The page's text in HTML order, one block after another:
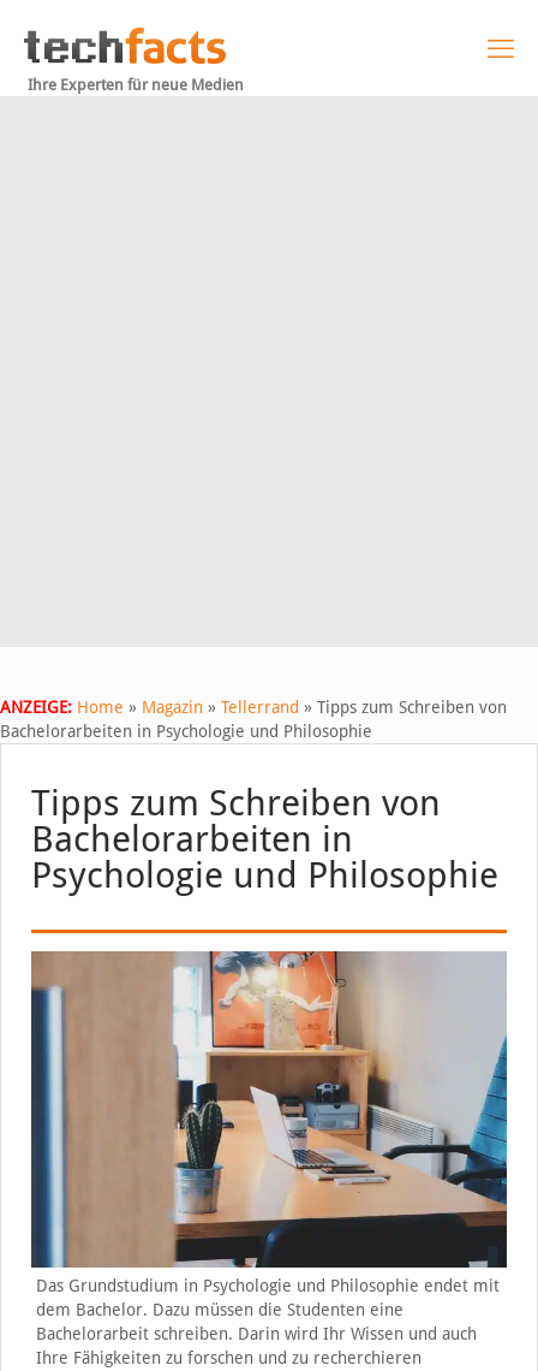
Ihre Experten für neue Medien
ANZEIGE: Home » Magazin » Tellerrand » Tipps zum Schreiben von
Bachelorarbeiten in Psychologie und Philosophie
Tipps zum Schreiben von
Bachelorarbeiten in
Psychologie und Philosophie
Das Grundstudium in Psychologie und Philosophie endet mit
dem Bachelor. Dazu müssen die Studenten eine
Bachelorarbeit schreiben. Darin wird Ihr Wissen und auch
Ihre Fähigkeiten zu forschen und zu recherchieren